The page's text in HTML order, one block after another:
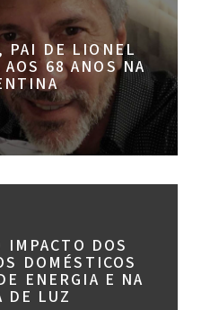
PAI DE LIONEL
68 ANOS NA
DOS
DOMÉSTICOS
ENERGIA E NA
DE LUZ